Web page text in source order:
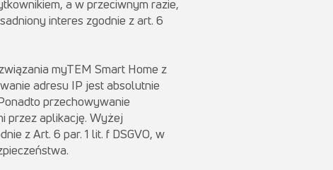
a w przeciwnym razie,
interes zgodnie z art. 6
myTEM Smart Home z
adresu IP jest absolutnie
przechowywanie
przez aplikację. Wyżej
z Art. 6 par. 1 lit. f DSGVO, w